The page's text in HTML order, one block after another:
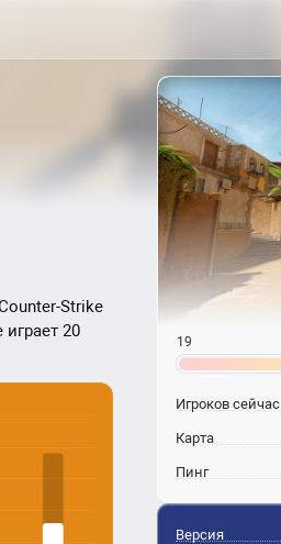
Strike
20
19
Игроков сейчас
Карта
Пинг
Версия